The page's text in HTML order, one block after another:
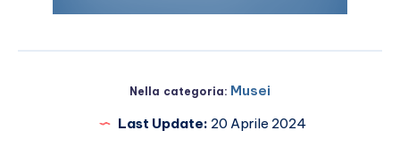
Nella categoria: Musei
Last Update: 20 Aprile 2024